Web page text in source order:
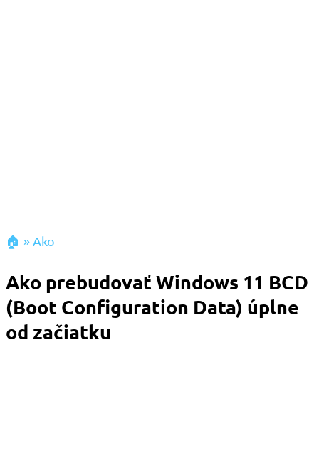
🏠 » Ako
Ako prebudovať Windows 11 BCD
(Boot Configuration Data) úplne
od začiatku